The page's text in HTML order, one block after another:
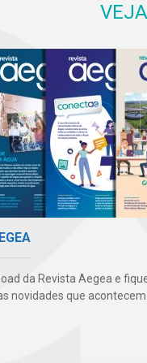
da Revista Aegea e
novidades que acontecem